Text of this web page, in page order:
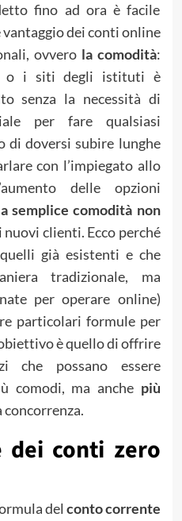
fino ad ora è facile
dei conti online
ovvero la comodità:
o i siti degli istituti è
senza la necessità di
per fare qualsiasi
di doversi subire lunghe
con l’impiegato allo
delle opzioni
semplice comodità non
nuovi clienti. Ecco perché
già esistenti e che
tradizionale, ma
per operare online)
particolari formule per
è quello di offrire
che possano essere
comodi, ma anche più
dei conti zero
del conto corrente